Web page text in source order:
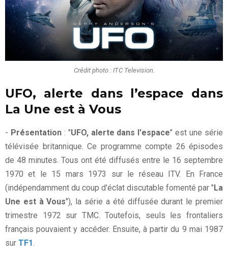
Crédit photo : ITC Television.
UFO, alerte dans l’espace dans
La Une est à Vous
- Présentation : "UFO, alerte dans l'espace" est une série
télévisée britannique. Ce programme compte 26 épisodes
de 48 minutes. Tous ont été diffusés entre le 16 septembre
1970 et le 15 mars 1973 sur le réseau ITV. En France
(indépendamment du coup d'éclat discutable fomenté par "La
Une est à Vous"), la série a été diffusée durant le premier
trimestre 1972 sur TMC. Toutefois, seuls les frontaliers
français pouvaient y accéder. Ensuite, à partir du 9 mai 1987
sur TF1